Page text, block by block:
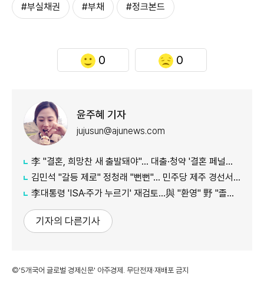
#부실채권 #부채 #정크본드
0 0
윤주혜 기자
jujusun@ajunews.com
李 "결혼, 희망찬 새 출발돼야"… 대출·청약 '결혼 페널티' 손본다
김민석 "갈등 제로" 정청래 "뻔뻔"… 민주당 제주 경선서 격돌
李대통령 'ISA·주가 누르기' 재검토…與 "환영" 野 "졸속 국정"
기자의 다른기사
©'5개국어 글로벌 경제신문' 아주경제. 무단전재·재배포 금지